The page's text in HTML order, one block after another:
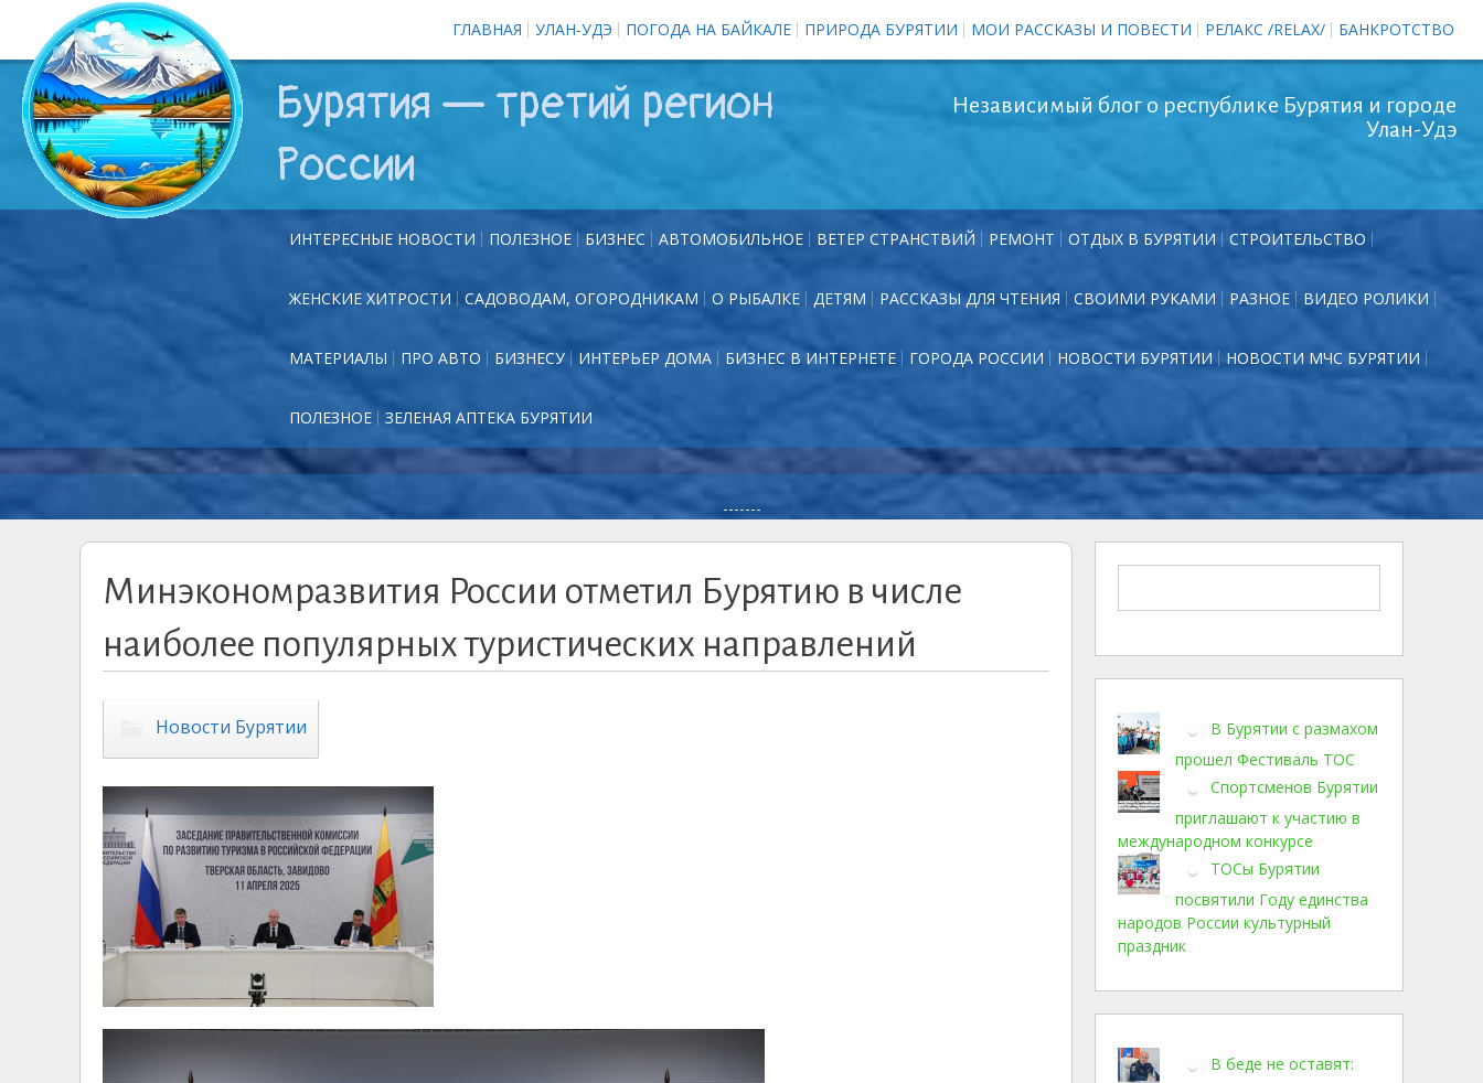
ГЛАВНАЯ УЛАН-УДЭ ПОГОДА НА БАЙКАЛЕ ПРИРОДА БУРЯТИИ МОИ РАССКАЗЫ И ПОВЕСТИ РЕЛАКС /RELAX/ БАНКРОТСТВО
Бурятия — третий регион
России
Независимый блог о республике Бурятия и городе
Улан-Удэ
ИНТЕРЕСНЫЕ НОВОСТИ ПОЛЕЗНОЕ БИЗНЕС АВТОМОБИЛЬНОЕ ВЕТЕР СТРАНСТВИЙ РЕМОНТ ОТДЫХ В БУРЯТИИ СТРОИТЕЛЬСТВО
ЖЕНСКИЕ ХИТРОСТИ САДОВОДАМ, ОГОРОДНИКАМ О РЫБАЛКЕ ДЕТЯМ РАССКАЗЫ ДЛЯ ЧТЕНИЯ СВОИМИ РУКАМИ РАЗНОЕ ВИДЕО РОЛИКИ
МАТЕРИАЛЫ ПРО АВТО БИЗНЕСУ ИНТЕРЬЕР ДОМА БИЗНЕС В ИНТЕРНЕТЕ ГОРОДА РОССИИ НОВОСТИ БУРЯТИИ НОВОСТИ МЧС БУРЯТИИ
ПОЛЕЗНОЕ ЗЕЛЕНАЯ АПТЕКА БУРЯТИИ
-------
Минэкономразвития России отметил Бурятию в числе
наиболее популярных туристических направлений
Новости Бурятии
В Бурятии с размахом
прошел Фестиваль ТОС
Спортсменов Бурятии
приглашают к участию в
международном конкурсе
ТОСы Бурятии
посвятили Году единства
народов России культурный
праздник
В беде не оставят: